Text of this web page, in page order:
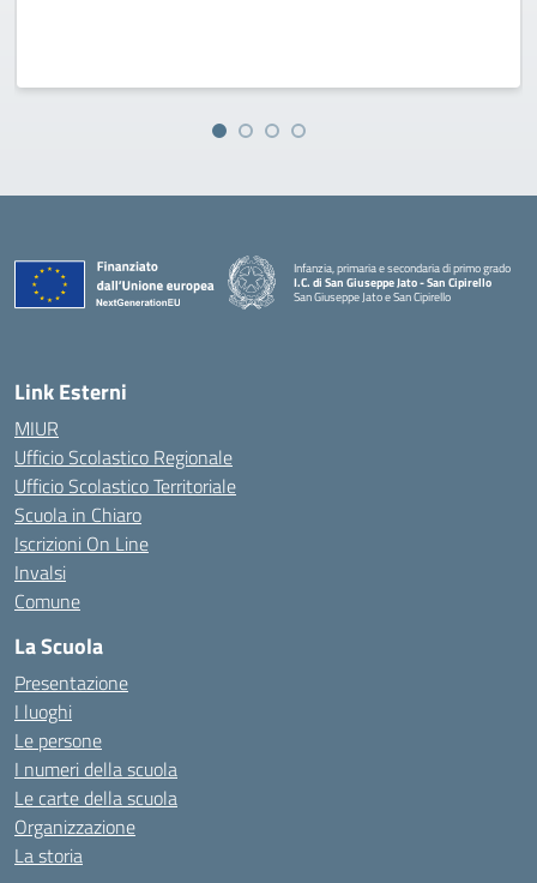
Infanzia, primaria e secondaria di primo grado
I.C. di San Giuseppe Jato - San Cipirello
San Giuseppe Jato e San Cipirello
Link Esterni
MIUR
Ufficio Scolastico Regionale
Ufficio Scolastico Territoriale
Scuola in Chiaro
Iscrizioni On Line
Invalsi
Comune
La Scuola
Presentazione
I luoghi
Le persone
I numeri della scuola
Le carte della scuola
Organizzazione
La storia